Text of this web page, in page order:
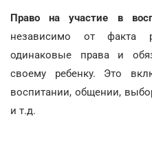
Право на участие в
независимо от факта
одинаковые права и
своему ребенку. Это
воспитании, общении,
и т.д.